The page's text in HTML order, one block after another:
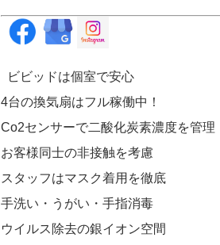
ビビッドは個室で安心
4台の換気扇はフル稼働中！
Co2センサーで二酸化炭素濃度を管理
お客様同士の非接触を考慮
スタッフはマスク着用を徹底
手洗い・うがい・手指消毒
ウイルス除去の銀イオン空間